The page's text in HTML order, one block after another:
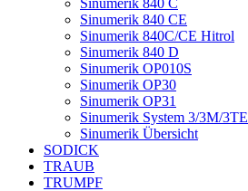
Sinumerik 840 C
Sinumerik 840 CE
Sinumerik 840C/CE Hitrol
Sinumerik 840 D
Sinumerik OP010S
Sinumerik OP30
Sinumerik OP31
Sinumerik System 3/3M/3TE
Sinumerik Übersicht
SODICK
TRAUB
TRUMPF